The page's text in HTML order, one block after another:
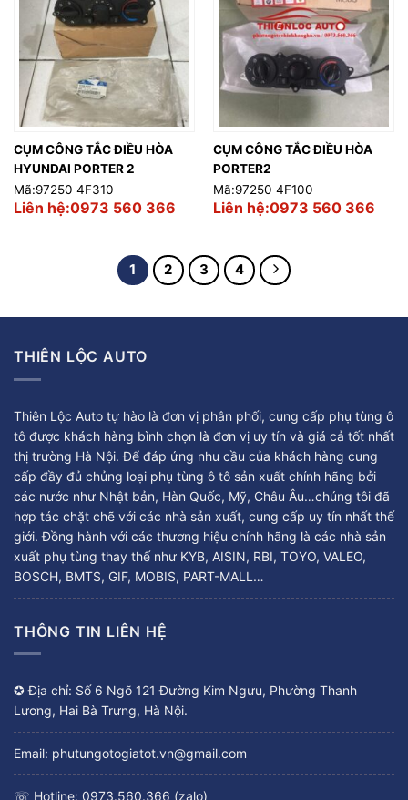
CỤM CÔNG TẮC ĐIỀU HÒA
HYUNDAI PORTER 2
Mã:97250 4F310
Liên hệ:0973 560 366
CỤM CÔNG TẮC ĐIỀU HÒA
PORTER2
Mã:97250 4F100
Liên hệ:0973 560 366
1 2 3 4
THIÊN LỘC AUTO
Thiên Lộc Auto tự hào là đơn vị phân phối, cung cấp phụ tùng ô
tô được khách hàng bình chọn là đơn vị uy tín và giá cả tốt nhất
thị trường Hà Nội. Để đáp ứng nhu cầu của khách hàng cung
cấp đầy đủ chủng loại phụ tùng ô tô sản xuất chính hãng bởi
các nước như Nhật bản, Hàn Quốc, Mỹ, Châu Âu…chúng tôi đã
hợp tác chặt chẽ với các nhà sản xuất, cung cấp uy tín nhất thế
giới. Đồng hành với các thương hiệu chính hãng là các nhà sản
xuất phụ tùng thay thế như KYB, AISIN, RBI, TOYO, VALEO,
BOSCH, BMTS, GIF, MOBIS, PART-MALL…
THÔNG TIN LIÊN HỆ
✪ Địa chỉ: Số 6 Ngõ 121 Đường Kim Ngưu, Phường Thanh
Lương, Hai Bà Trưng, Hà Nội.
Email: phutungotogiatot.vn@gmail.com
☏ Hotline: 0973.560.366 (zalo)